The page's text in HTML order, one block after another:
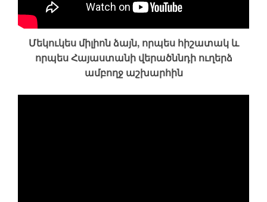
Մեկուկես միլիոն ձայն, որպես հիշատակ և
որպես Հայաստանի վերածննդի ուղերձ
ամբողջ աշխարհին